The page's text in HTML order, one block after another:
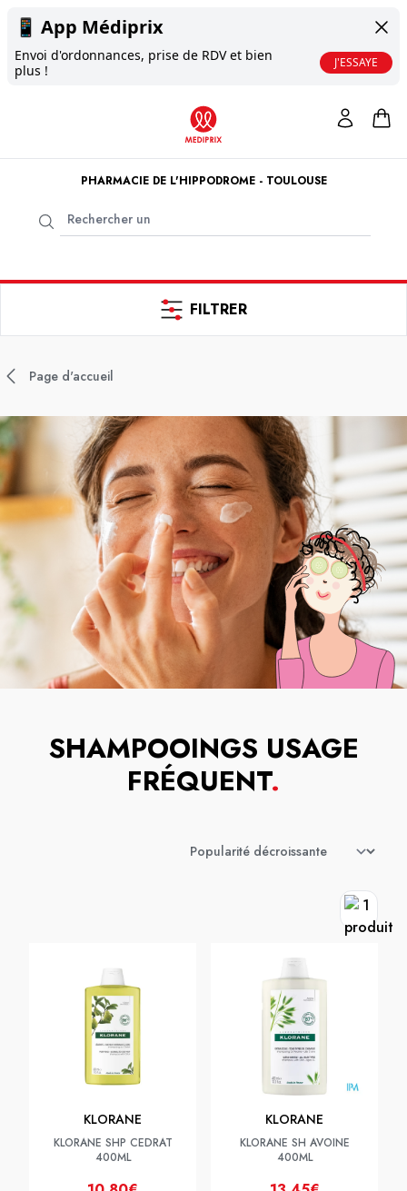
📱 App Médiprix
Envoi d'ordonnances, prise de RDV et bien
plus !
J'ESSAYE
PHARMACIE DE L'HIPPODROME - TOULOUSE
FILTRER
Page d'accueil
SHAMPOOINGS USAGE
FRÉQUENT.
KLORANE
KLORANE SHP CEDRAT
400ML
KLORANE
KLORANE SH AVOINE
400ML